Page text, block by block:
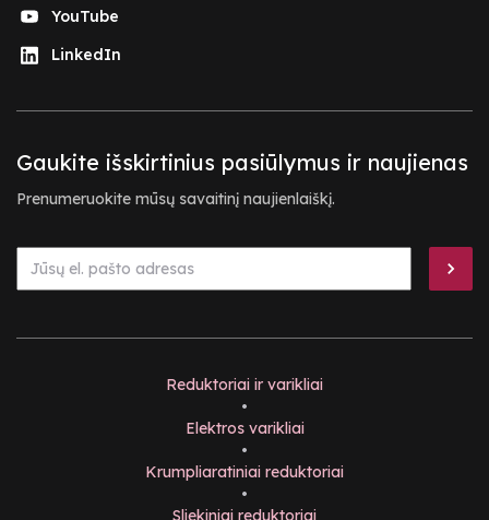
YouTube
LinkedIn
Gaukite išskirtinius pasiūlymus ir naujienas
Prenumeruokite mūsų savaitinį naujienlaiškį.
Reduktoriai ir varikliai
•
Elektros varikliai
•
Krumpliaratiniai reduktoriai
•
Sliekiniai reduktoriai